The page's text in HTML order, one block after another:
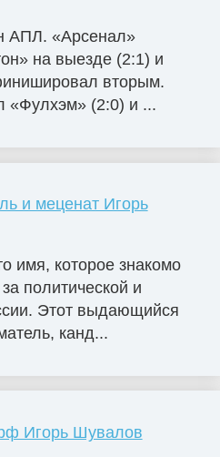
АПЛ. «Арсенал»
на выезде (2:1) и
вторым.
«Фулхэм» (2:0) и ...
и меценат Игорь
имя, которое знакомо
политической и
Этот выдающийся
канд...
Игорь Шувалов